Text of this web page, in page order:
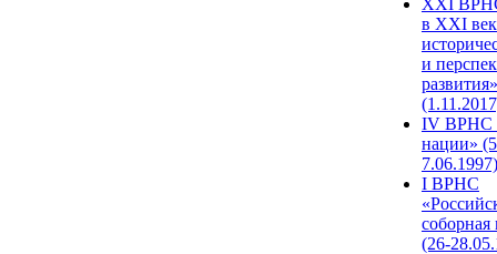
XХI
в XXI
и
развития»
IV ВРНС
нации»
7.06.1997)
I ВРНС
(26-